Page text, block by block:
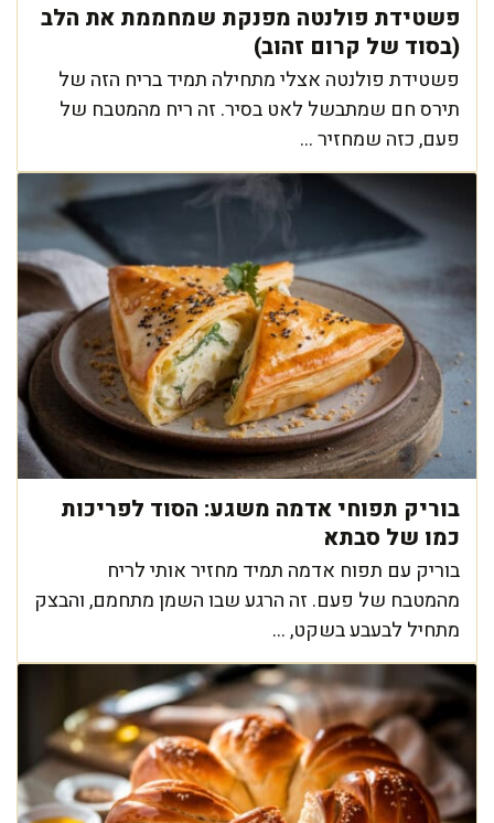
פשטידת פולנטה מפנקת שמחממת את הלב
(בסוד של קרום זהוב)
פשטידת פולנטה אצלי מתחילה תמיד בריח הזה של
תירס חם שמתבשל לאט בסיר. זה ריח מהמטבח של
פעם, כזה שמחזיר ...
בוריק תפוחי אדמה משגע: הסוד לפריכות
כמו של סבתא
בוריק עם תפוח אדמה תמיד מחזיר אותי לריח
מהמטבח של פעם. זה הרגע שבו השמן מתחמם, והבצק
מתחיל לבעבע בשקט, ...